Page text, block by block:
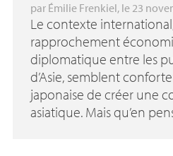
par Émilie Frenkiel, le 23
Le contexte
rapprochement
diplomatique entre les
d’Asie, semblent
japonaise de créer une
asiatique. Mais qu’en